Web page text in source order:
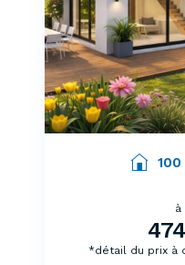
100
à
*détail du prix à